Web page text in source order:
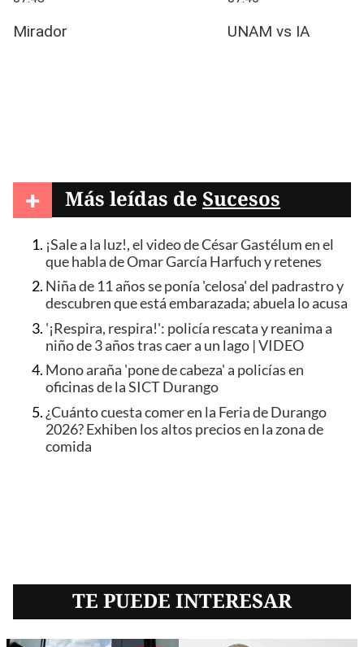
+ Más leídas de Sucesos
¡Sale a la luz!, el video de César Gastélum en el
que habla de Omar García Harfuch y retenes
Niña de 11 años se ponía 'celosa' del padrastro y
descubren que está embarazada; abuela lo acusa
'¡Respira, respira!': policía rescata y reanima a
niño de 3 años tras caer a un lago | VIDEO
Mono araña 'pone de cabeza' a policías en
oficinas de la SICT Durango
¿Cuánto cuesta comer en la Feria de Durango
2026? Exhiben los altos precios en la zona de
comida
TE PUEDE INTERESAR